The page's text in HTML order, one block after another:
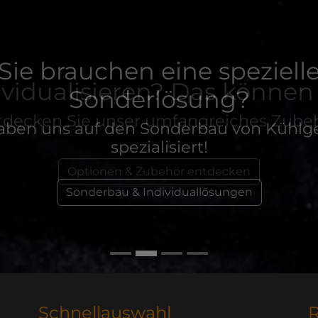
Sie brauchen eine
Sonderlösung?
uns auf den Sonderbau von
spezialisiert!
Sonderbau & Individuallösungen
Schnellauswahl